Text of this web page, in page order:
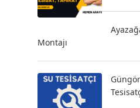
Montajı